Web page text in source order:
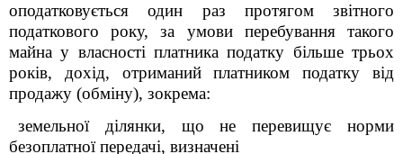
оподатковується один раз протягом звітного
податкового року, за умови перебування такого
майна у власності платника податку більше трьох
років, дохід, отриманий платником податку від
продажу (обміну), зокрема:
земельної ділянки, що не перевищує норми
безоплатної передачі, визначені